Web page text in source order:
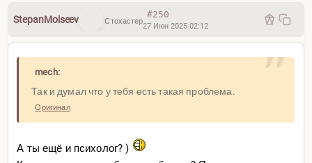
StepanMoiseev Стохастер
#250
27 Июн 2025 02:12
mech:
Так и думал что у тебя есть такая проблема.
Оригинал
А ты ещё и психолог? )